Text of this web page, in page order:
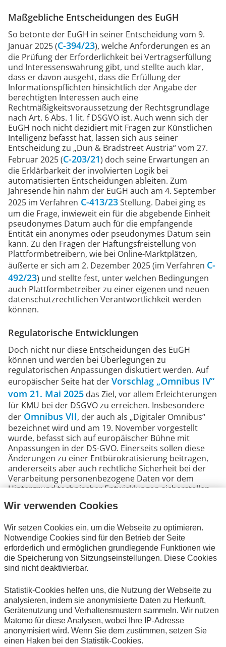
Maßgebliche Entscheidungen des EuGH
So betonte der EuGH in seiner Entscheidung vom 9.
Januar 2025 (C-394/23), welche Anforderungen es an
die Prüfung der Erforderlichkeit bei Vertragserfüllung
und Interessenswahrung gibt, und stellte auch klar,
dass er davon ausgeht, dass die Erfüllung der
Informationspflichten hinsichtlich der Angabe der
berechtigten Interessen auch eine
Rechtmäßigkeitsvoraussetzung der Rechtsgrundlage
nach Art. 6 Abs. 1 lit. f DSGVO ist. Auch wenn sich der
EuGH noch nicht dezidiert mit Fragen zur Künstlichen
Intelligenz befasst hat, lassen sich aus seiner
Entscheidung zu „Dun & Bradstreet Austria“ vom 27.
Februar 2025 (C-203/21) doch seine Erwartungen an
die Erklärbarkeit der involvierten Logik bei
automatisierten Entscheidungen ableiten. Zum
Jahresende hin nahm der EuGH auch am 4. September
2025 im Verfahren C-413/23Stellung. Dabei ging es
um die Frage, inwieweit ein für die abgebende Einheit
pseudonymes Datum auch für die empfangende
Entität ein anonymes oder pseudonymes Datum sein
kann. Zu den Fragen der Haftungsfreistellung von
Plattformbetreibern, wie bei Online-Marktplätzen,
äußerte er sich am 2. Dezember 2025 (im Verfahren C-
492/23) und stellte fest, unter welchen Bedingungen
auch Plattformbetreiber zu einer eigenen und neuen
datenschutzrechtlichen Verantwortlichkeit werden
können.
Regulatorische Entwicklungen
Doch nicht nur diese Entscheidungen des EuGH
können und werden bei Überlegungen zu
regulatorischen Anpassungen diskutiert werden. Auf
europäischer Seite hat derVorschlag „Omnibus IV“
vom 21. Mai 2025 das Ziel, vor allem Erleichterungen
für KMU bei der DSGVO zu erreichen. Insbesondere
der Omnibus VII, der auch als „Digitaler Omnibus“
bezeichnet wird und am 19. November vorgestellt
wurde, befasst sich auf europäischer Bühne mit
Anpassungen in der DS-GVO. Einerseits sollen diese
Änderungen zu einer Entbürokratisierung beitragen,
andererseits aber auch rechtliche Sicherheit bei der
Verarbeitung personenbezogene Daten vor dem
Hintergrund technischer Entwicklungen sicherstellen.
Die Diskussion dazu hat gerade erst begonnen. Es ist
auf nationaler Ebene datenschutzgesetzliche
Vorhaben angehen werden. Dies ergibt sich sowohl
aus dem Sofortprogramm der Bundesregierung, die
ein Beschäftigtendatenschutzgesetz in Aussicht stellt,
als auch aus den Beschlüssen der
der auch eine sogenannte „Vereinfachung des
Datenschutzrechts“ in Aussicht gestellt wird, die über
Änderungen im Bundesdatenschutzgesetz
umzusetzen sind. Der Arbeitskreis 4.3 Datenschutz
und Informationssicherheit wird sich mit all diesen
Vorschlägen in seinen Sitzungen befassen und mit den
Wir verwenden Cookies
Wir setzen Cookies ein, um die Webseite zu optimieren.
Notwendige Cookies sind für den Betrieb der Seite
erforderlich und ermöglichen grundlegende Funktionen wie
die Speicherung von Sitzungseinstellungen. Diese Cookies
sind nicht deaktivierbar.
Statistik-Cookies helfen uns, die Nutzung der Webseite zu
analysieren, indem sie anonymisierte Daten zu Herkunft,
Gerätenutzung und Verhaltensmustern sammeln. Wir nutzen
Matomo für diese Analysen, wobei Ihre IP-Adresse
anonymisiert wird. Wenn Sie dem zustimmen, setzen Sie
einen Haken bei den Statistik-Cookies.